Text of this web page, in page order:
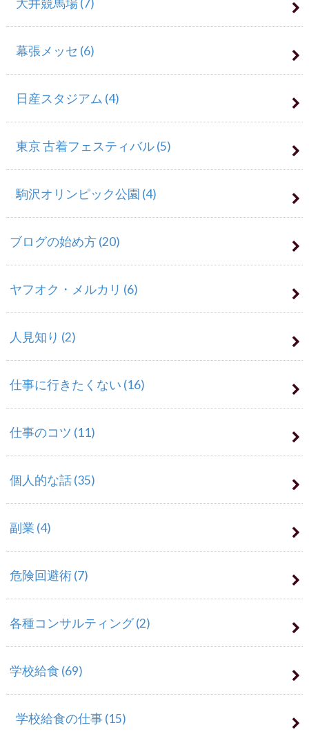
大井競馬場(7)
幕張メッセ (6)
日産スタジアム (4)
東京 古着フェスティバル(5)
駒沢オリンピック公園 (4)
ブログの始め方(20)
ヤフオク・メルカリ (6)
人見知り (2)
仕事に行きたくない (16)
仕事のコツ (11)
個人的な話(35)
副業 (4)
危険回避術(7)
各種コンサルティング(2)
学校給食 (69)
学校給食の仕事(15)